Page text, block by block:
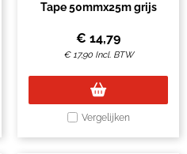
Tape 50mmx25m grijs
€ 14,79
€17,90 Incl. BTW
Vergelijken